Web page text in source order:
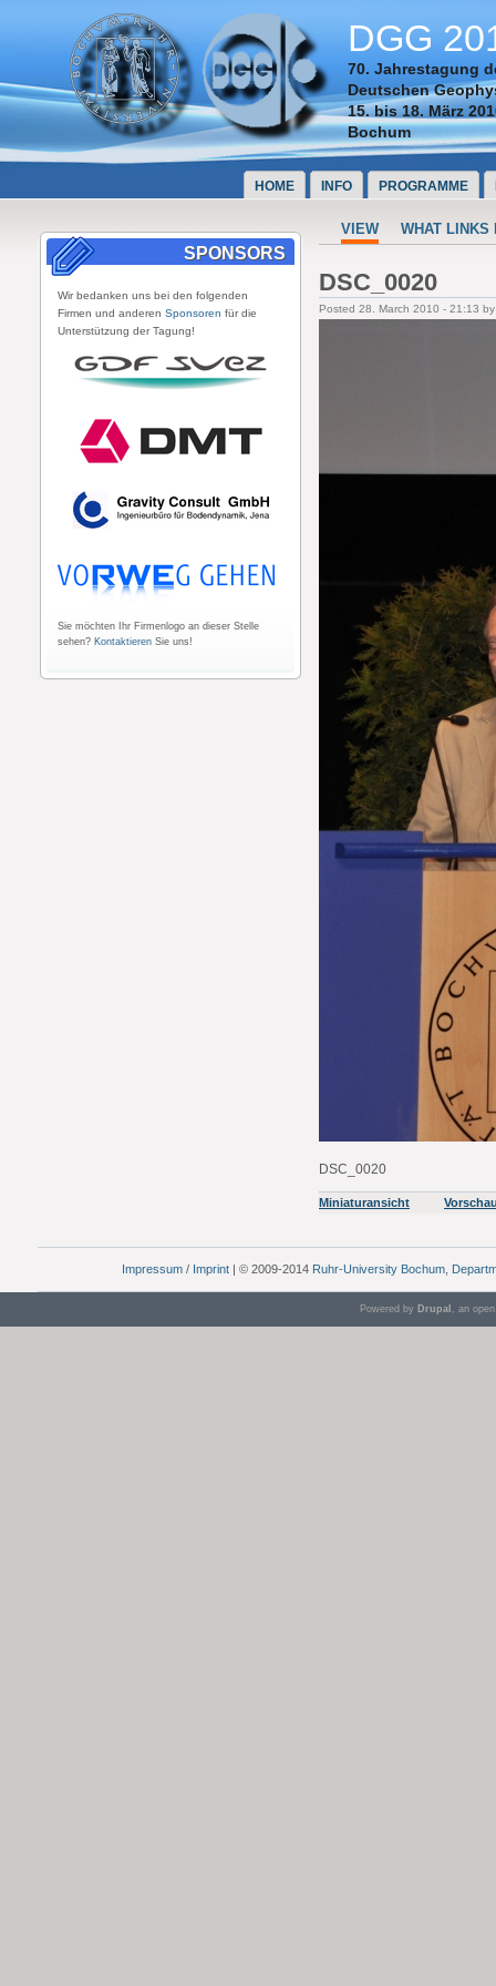
DGG
70. Jahrestagung
Deutschen
15. bis 18. März
Bochum
HOME INFO PROGRAMME
SPONSORS
Wir bedanken uns bei den folgenden
Firmen und anderen Sponsoren für die
Unterstützung der Tagung!
Sie möchten Ihr Firmenlogo an dieser Stelle
sehen? Kontaktieren Sie uns!
VIEW WHAT LINKS
DSC_0020
Posted 28. March 2010 - 21:13
DSC_0020
Miniaturansicht
Impressum/ Imprint| © 2009-2014 Ruhr-University Bochum,
Powered by Drupal , an